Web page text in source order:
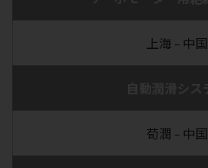
上海 – 中国
荀潤 – 中国